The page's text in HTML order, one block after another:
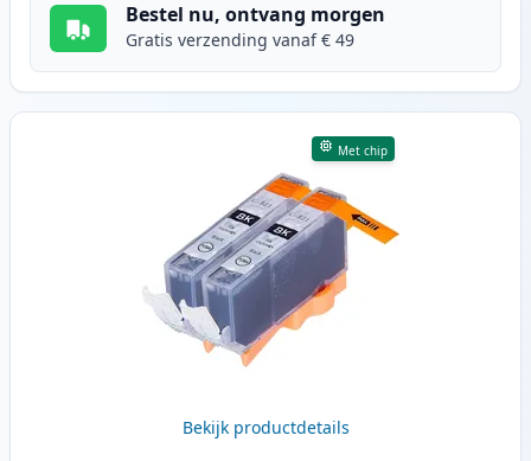
Bestel nu, ontvang morgen
Gratis verzending vanaf € 49
Met chip
Bekijk productdetails